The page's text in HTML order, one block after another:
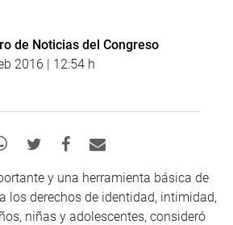
de Noticias del Congreso
2016 | 12:54 h
y una herramienta básica de
los derechos de identidad, intimidad,
niñas y adolescentes, consideró